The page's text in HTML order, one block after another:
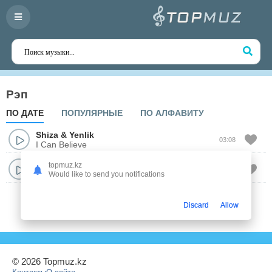
Рэп
ПО ДАТЕ ПОПУЛЯРНЫЕ ПО АЛФАВИТУ
Shiza & Yenlik
I Can Believe
03:08
Дана Кентай
Türkıstan
© 2026 Topmuz.kz
topmuz.kz
Would like to send you notifications
Discard Allow